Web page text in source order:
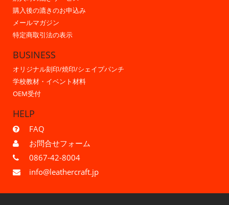
購入後の漉きのお申込み
メールマガジン
特定商取引法の表示
BUSINESS
オリジナル刻印/焼印/シェイプパンチ
学校教材・イベント材料
OEM受付
HELP
FAQ
お問合せフォーム
0867-42-8004
info@leathercraft.jp